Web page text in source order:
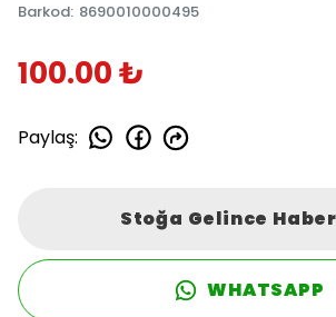
Barkod: 8690010000495
100.00 ₺
Paylaş:
Stoğa Gelince
WHATSAPP